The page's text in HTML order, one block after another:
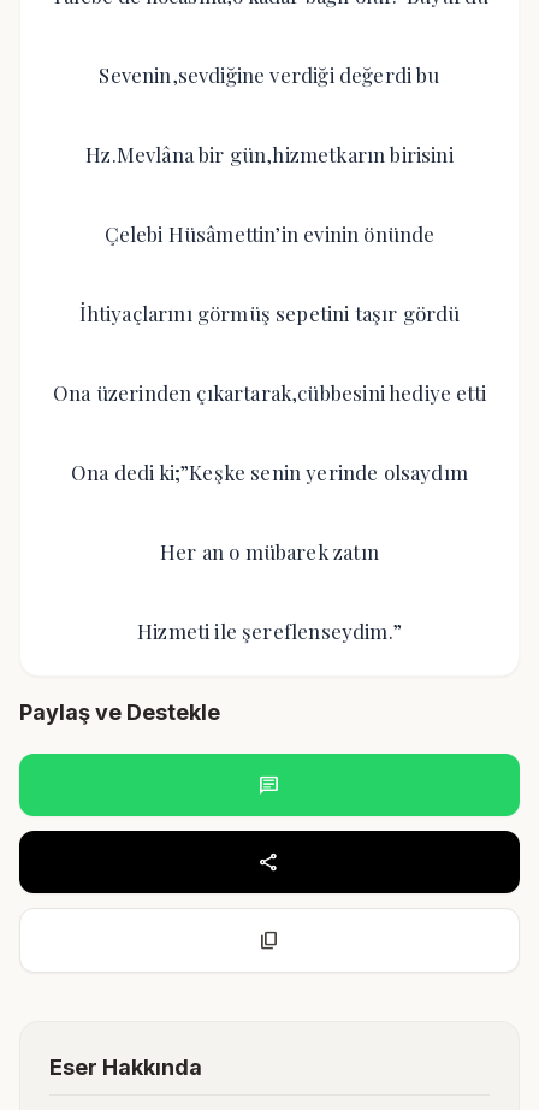
Sevenin,sevdiğine verdiği değerdi bu
Hz.Mevlâna bir gün,hizmetkarın birisini
Çelebi Hüsâmettin’in evinin önünde
İhtiyaçlarını görmüş sepetini taşır gördü
Ona üzerinden çıkartarak,cübbesini hediye etti
Ona dedi ki;”Keşke senin yerinde olsaydım
Her an o mübarek zatın
Hizmeti ile şereflenseydim.”
Paylaş ve Destekle
chat
share
content_copy
Eser Hakkında